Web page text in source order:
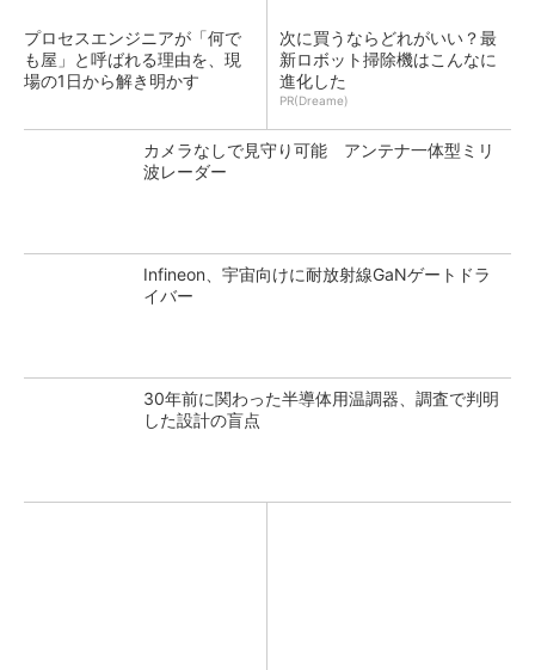
プロセスエンジニアが「何で
も屋」と呼ばれる理由を、現
場の1日から解き明かす
次に買うならどれがいい？最
新ロボット掃除機はこんなに
進化した
PR(Dreame)
カメラなしで見守り可能 アンテナ一体型ミリ
波レーダー
Infineon、宇宙向けに耐放射線GaNゲートドラ
イバー
30年前に関わった半導体用温調器、調査で判明
した設計の盲点